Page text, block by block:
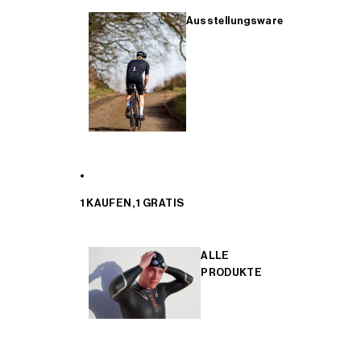
Ausstellungsware
1 KAUFEN, 1 GRATIS
ALLE
PRODUKTE